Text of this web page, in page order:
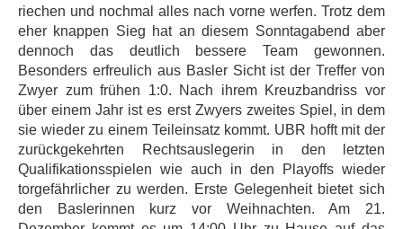
riechen und nochmal alles nach vorne werfen. Trotz dem
eher knappen Sieg hat an diesem Sonntagabend aber
dennoch das deutlich bessere Team gewonnen.
Besonders erfreulich aus Basler Sicht ist der Treffer von
Zwyer zum frühen 1:0. Nach ihrem Kreuzbandriss vor
über einem Jahr ist es erst Zwyers zweites Spiel, in dem
sie wieder zu einem Teileinsatz kommt. UBR hofft mit der
zurückgekehrten Rechtsauslegerin in den letzten
Qualifikationsspielen wie auch in den Playoffs wieder
torgefährlicher zu werden. Erste Gelegenheit bietet sich
den Baslerinnen kurz vor Weihnachten. Am 21.